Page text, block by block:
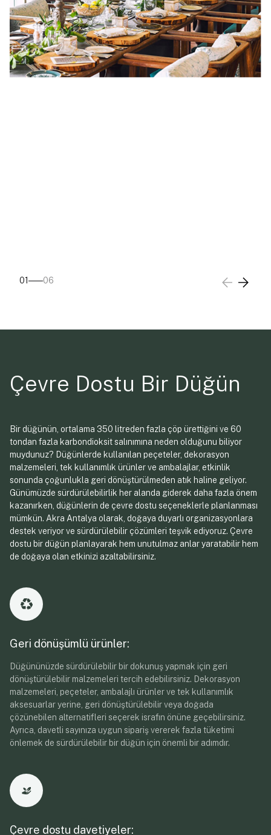
01 06
Çevre Dostu Bir Düğün
Bir düğünün, ortalama 350 litreden fazla çöp ürettiğini ve 60
tondan fazla karbondioksit salınımına neden olduğunu biliyor
muydunuz? Düğünlerde kullanılan peçeteler, dekorasyon
malzemeleri, tek kullanımlık ürünler ve ambalajlar, etkinlik
sonunda çoğunlukla geri dönüştürülmeden atık haline geliyor.
Günümüzde sürdürülebilirlik her alanda giderek daha fazla önem
kazanırken, düğünlerin de çevre dostu seçeneklerle planlanması
mümkün. Akra Antalya olarak, doğaya duyarlı organizasyonlara
destek veriyor ve sürdürülebilir çözümleri teşvik ediyoruz. Çevre
dostu bir düğün planlayarak hem unutulmaz anlar yaratabilir hem
de doğaya olan etkinizi azaltabilirsiniz.
Geri dönüşümlü ürünler:
Düğününüzde sürdürülebilir bir dokunuş yapmak için geri
dönüştürülebilir malzemeleri tercih edebilirsiniz. Dekorasyon
malzemeleri, peçeteler, ambalajlı ürünler ve tek kullanımlık
aksesuarlar yerine, geri dönüştürülebilir veya doğada
çözünebilen alternatifleri seçerek israfın önüne geçebilirsiniz.
Ayrıca, davetli sayınıza uygun sipariş vererek fazla tüketimi
önlemek de sürdürülebilir bir düğün için önemli bir adımdır.
Çevre dostu davetiyeler: